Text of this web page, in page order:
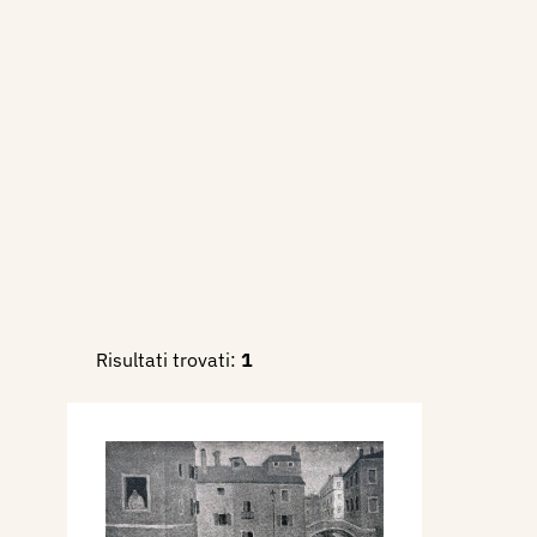
Risultati trovati: 1